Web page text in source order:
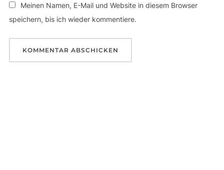
Meinen Namen, E-Mail und Website in diesem Browser
speichern, bis ich wieder kommentiere.